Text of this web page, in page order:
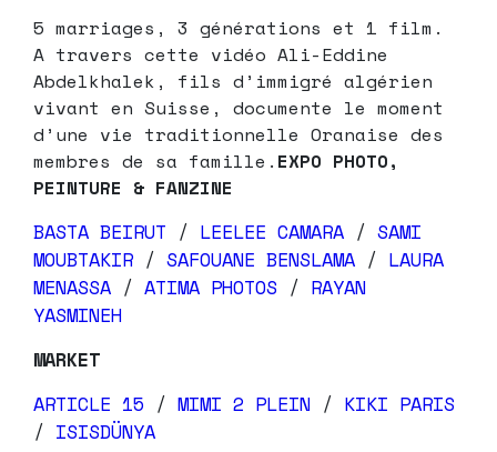
5 marriages, 3 générations et 1 film.
A travers cette vidéo Ali-Eddine
Abdelkhalek, fils d’immigré algérien
vivant en Suisse, documente le moment
d’une vie traditionnelle Oranaise des
membres de sa famille. EXPO PHOTO,
PEINTURE & FANZINE
BASTA BEIRUT / LEELEE CAMARA / SAMI
MOUBTAKIR / SAFOUANE BENSLAMA / LAURA
MENASSA / ATIMA PHOTOS / RAYAN
YASMINEH
MARKET
ARTICLE 15 / MIMI 2 PLEIN / KIKI PARIS
/ ISISDÜNYA